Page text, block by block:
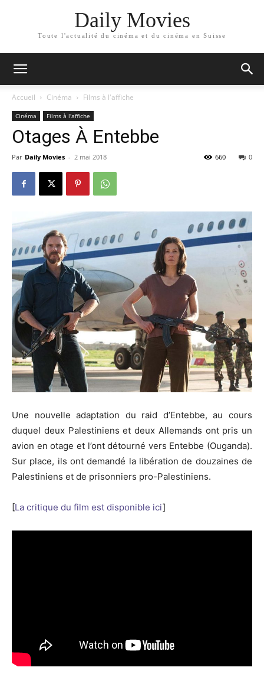
Daily Movies
Toute l'actualité du cinéma et du cinéma en Suisse
Accueil Cinéma Films à l'affiche
Cinéma Films à l'affiche
Otages À Entebbe
Par Daily Movies - 2 mai 2018 0
660
Une nouvelle adaptation du raid d’Entebbe, au cours
duquel deux Palestiniens et deux Allemands ont pris un
avion en otage et l’ont détourné vers Entebbe (Ouganda).
Sur place, ils ont demandé la libération de douzaines de
Palestiniens et de prisonniers pro-Palestiniens.
[La critique du film est disponible ici]